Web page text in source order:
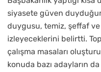
siyasete güven
duygusu, temiz, şeffaf
izleyeceklerini belirtti.
çalışma masaları
konuda bazı adayların